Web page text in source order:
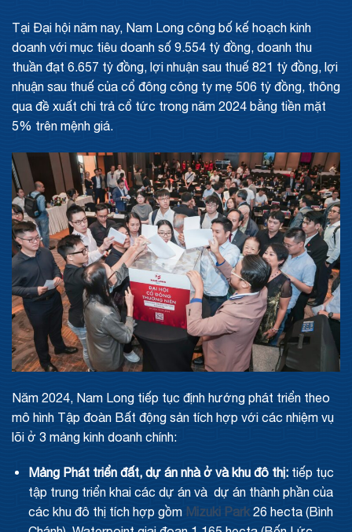
Tại Đại hội năm nay, Nam Long công bố kế hoạch kinh
doanh với mục tiêu doanh số 9.554 tỷ đồng, doanh thu
thuần đạt 6.657 tỷ đồng, lợi nhuận sau thuế 821 tỷ đồng, lợi
nhuận sau thuế của cổ đông công ty mẹ 506 tỷ đồng, thông
qua đề xuất chi trả cổ tức trong năm 2024 bằng tiền mặt
5% trên mệnh giá.
Năm 2024, Nam Long tiếp tục định hướng phát triển theo
mô hình Tập đoàn Bất động sản tích hợp với các nhiệm vụ
lõi ở 3 mảng kinh doanh chính:
Mảng Phát triển đất, dự án nhà ở và khu đô thị:tiếp tục
tập trung triển khai các dự án và dự án thành phần của
các khu đô thị tích hợp gồm Mizuki Park26 hecta (Bình